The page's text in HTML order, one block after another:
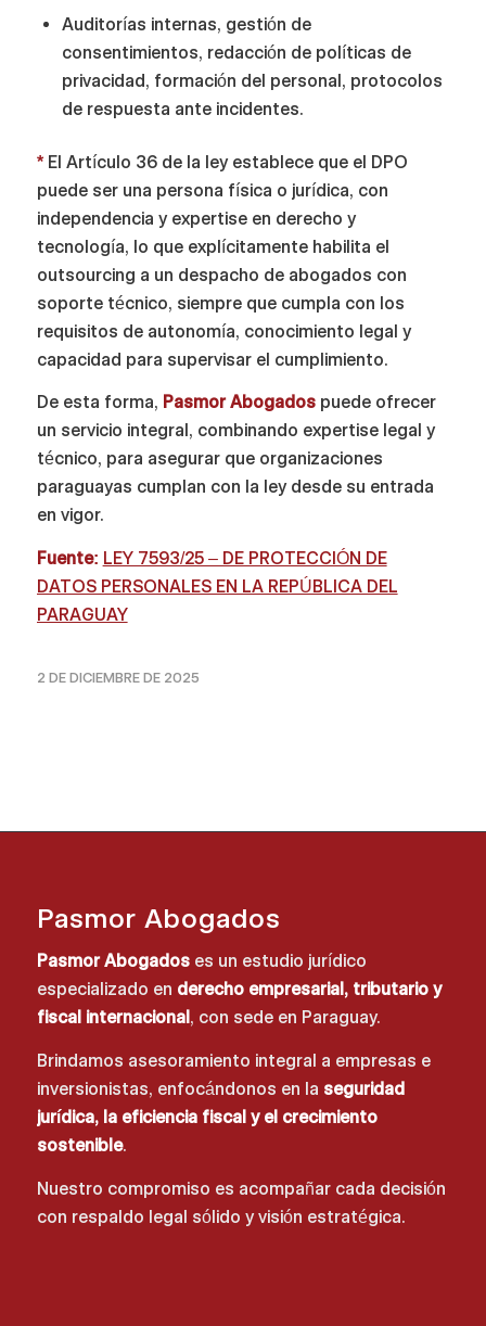
Auditorías internas, gestión de
consentimientos, redacción de políticas de
privacidad, formación del personal, protocolos
de respuesta ante incidentes.
*El Artículo 36 de la ley establece que el DPO
puede ser una persona física o jurídica, con
independencia y expertise en derecho y
tecnología, lo que explícitamente habilita el
outsourcing a un despacho de abogados con
soporte técnico, siempre que cumpla con los
requisitos de autonomía, conocimiento legal y
capacidad para supervisar el cumplimiento.
De esta forma, Pasmor Abogadospuede ofrecer
un servicio integral, combinando expertise legal y
técnico, para asegurar que organizaciones
paraguayas cumplan con la ley desde su entrada
en vigor.
Fuente: LEY 7593/25 – DE PROTECCIÓN DE
DATOS PERSONALES EN LA REPÚBLICA DEL
PARAGUAY
2 DE DICIEMBRE DE 2025
Pasmor Abogados
Pasmor Abogadoses un estudio jurídico
especializado en derecho empresarial, tributario y
fiscal internacional , con sede en Paraguay.
Brindamos asesoramiento integral a empresas e
inversionistas, enfocándonos en la seguridad
jurídica, la eficiencia fiscal y el crecimiento
sostenible.
Nuestro compromiso es acompañar cada decisión
con respaldo legal sólido y visión estratégica.